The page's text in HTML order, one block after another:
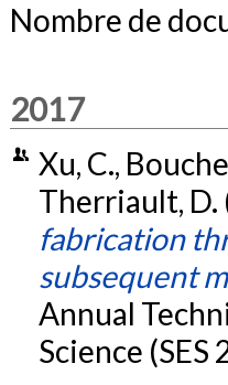
Nombre de
2017
Xu, C.,
Therriault,
fabrication
subsequent
Annual
Science